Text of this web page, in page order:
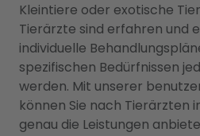
Kleintiere oder exotische
Tierärzte sind erfahren und
individuelle
spezifischen Bedürfnissen
werden. Mit unserer
können Sie nach Tierärzten
genau die Leistungen